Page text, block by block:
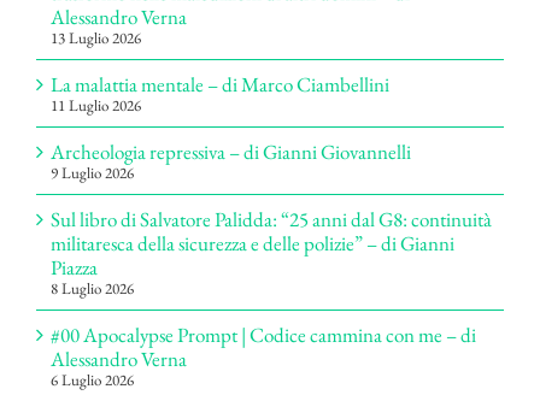
Alessandro Verna
13 Luglio 2026
La malattia mentale – di Marco Ciambellini
11 Luglio 2026
Archeologia repressiva – di Gianni Giovannelli
9 Luglio 2026
Sul libro di Salvatore Palidda: “25 anni dal G8: continuità
militaresca della sicurezza e delle polizie” – di Gianni
Piazza
8 Luglio 2026
#00 Apocalypse Prompt | Codice cammina con me – di
Alessandro Verna
6 Luglio 2026